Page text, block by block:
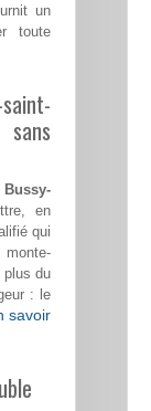
un
toute
en
qui
monte-
plus du
: le
savoir